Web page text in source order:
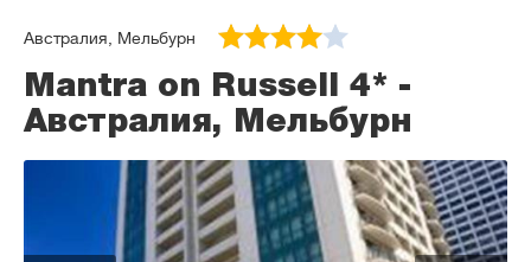
Австралия, Мельбурн
Mantra on Russell 4* -
Австралия, Мельбурн